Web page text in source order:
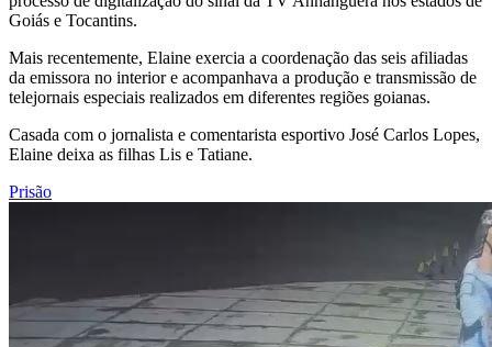
Goiás e Tocantins.
Mais recentemente, Elaine exercia a coordenação das seis afiliadas
da emissora no interior e acompanhava a produção e transmissão de
telejornais especiais realizados em diferentes regiões goianas.
Casada com o jornalista e comentarista esportivo José Carlos Lopes,
Elaine deixa as filhas Lis e Tatiane.
Prisão